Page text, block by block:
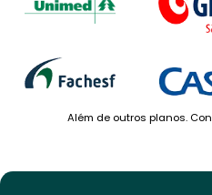
Além de outros planos.